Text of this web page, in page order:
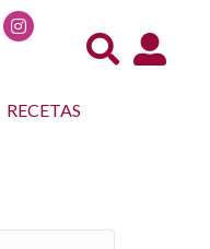
Acceso
RECETAS